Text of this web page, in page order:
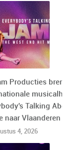
Producties brengt de
musicalhit
Talking About
naar Vlaanderen
4, 2026